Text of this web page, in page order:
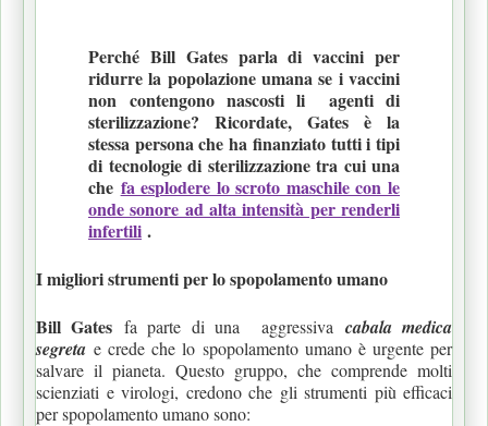
Perché Bill Gates parla di vaccini per
ridurre la popolazione umana se i vaccini
non contengononascosti li agenti di
sterilizzazione? Ricordate, Gates è la
stessa persona che ha finanziato tutti i tipi
di tecnologie di sterilizzazione tra cui una
che fa esplodere lo scroto maschile con le
onde sonore ad alta intensità per renderli
infertili .
I migliori strumenti per lo spopolamento umano
Bill Gates fa parte di una aggressiva cabala medica
segreta e crede che lo spopolamento umano è urgente per
salvare il pianeta. Questo gruppo, che comprende molti
scienziati e virologi, credono che gli strumenti più efficaci
per spopolamento umano sono: